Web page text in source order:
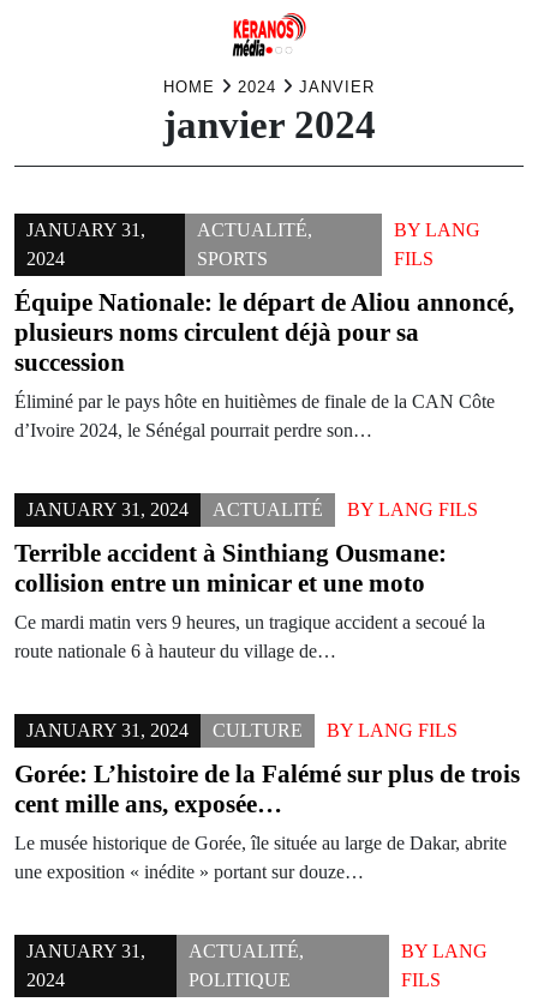
HOME 2024 JANVIER
janvier 2024
JANUARY 31,
2024
ACTUALITÉ,
SPORTS
BY LANG
FILS
Équipe Nationale: le départ de Aliou annoncé,
plusieurs noms circulent déjà pour sa
succession
Éliminé par le pays hôte en huitièmes de finale de la CAN Côte
d’Ivoire 2024, le Sénégal pourrait perdre son…
JANUARY 31, 2024 ACTUALITÉ BY LANG FILS
Terrible accident à Sinthiang Ousmane:
collision entre un minicar et une moto
Ce mardi matin vers 9 heures, un tragique accident a secoué la
route nationale 6 à hauteur du village de…
JANUARY 31, 2024 CULTURE BY LANG FILS
Gorée: L’histoire de la Falémé sur plus de trois
cent mille ans, exposée…
Le musée historique de Gorée, île située au large de Dakar, abrite
une exposition « inédite » portant sur douze…
JANUARY 31,
2024
ACTUALITÉ,
POLITIQUE
BY LANG
FILS